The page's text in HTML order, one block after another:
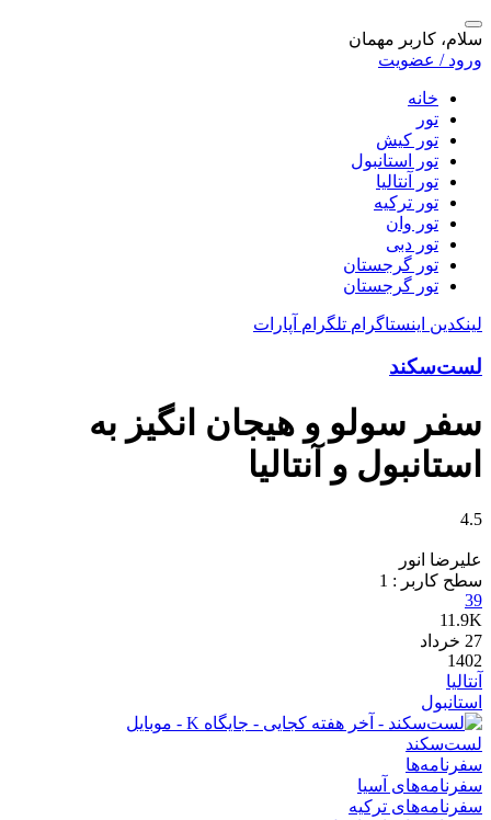
سلام، کاربر مهمان
ورود / عضویت
خانه
تور
تور کیش
تور استانبول
تور آنتالیا
تور ترکیه
تور وان
تور دبی
تور گرجستان
تور گرجستان
لینکدین اینستاگرام تلگرام آپارات
لست‌سکند
سفر سولو و هیجان انگیز به
استانبول و آنتالیا
4.5
علیرضا انور
سطح کاربر : 1
39
11.9K
27 خرداد
1402
آنتالیا
استانبول
لست‌سکند
سفرنامه‌ها
سفرنامه‌های آسیا
سفرنامه‌های ترکیه